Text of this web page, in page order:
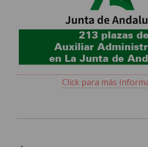
Click para más